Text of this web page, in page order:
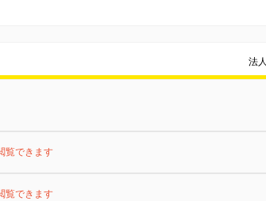
法
覧できます
覧できます